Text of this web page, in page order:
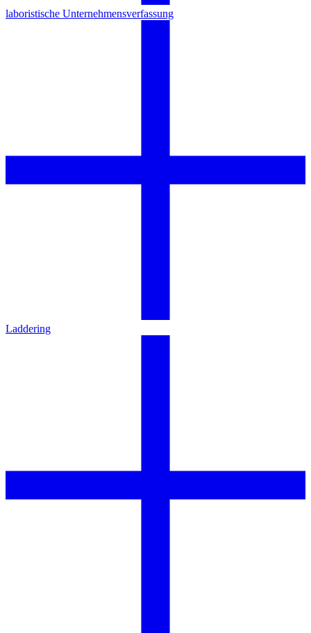
laboristische Unternehmensverfassung
Laddering